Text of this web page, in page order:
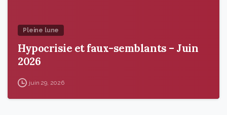
Pleine lune
Hypocrisie et faux-semblants – Juin
2026
juin 29, 2026